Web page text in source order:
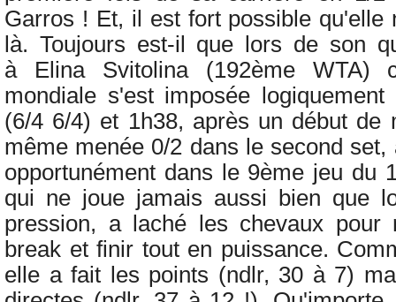
Garros ! Et, il est fort possible qu'elle
là. Toujours est-il que lors de son
à Elina Svitolina (192ème WTA)
mondiale s'est imposée
(6/4 6/4) et 1h38, après un début de
même menée 0/2 dans le second
opportunément dans le 9ème jeu du
qui ne joue jamais aussi bien que
pression, a laché les chevaux pour
break et finir tout en puissance.
elle a fait les points (ndlr, 30 à 7)